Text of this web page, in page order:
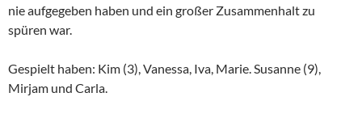
nie aufgegeben haben und ein großer Zusammenhalt zu
spüren war.
Gespielt haben: Kim (3), Vanessa, Iva, Marie. Susanne (9),
Mirjam und Carla.